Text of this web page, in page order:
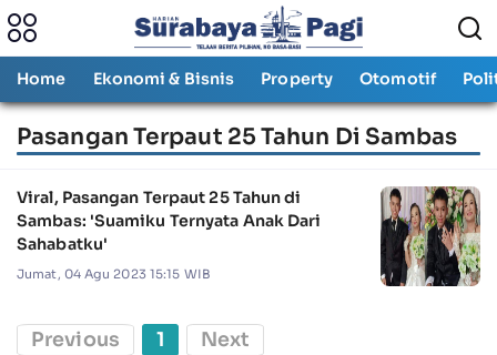
Home Ekonomi & Bisnis Property Otomotif
Pasangan Terpaut 25 Tahun Di Sambas
Viral, Pasangan Terpaut 25 Tahun di
Sambas: 'Suamiku Ternyata Anak Dari
Sahabatku'
Jumat, 04 Agu 2023 15:15 WIB
Previous 1 Next